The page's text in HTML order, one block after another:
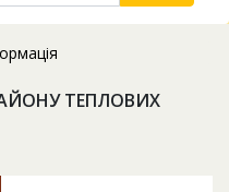
ТЕПЛОВИХ